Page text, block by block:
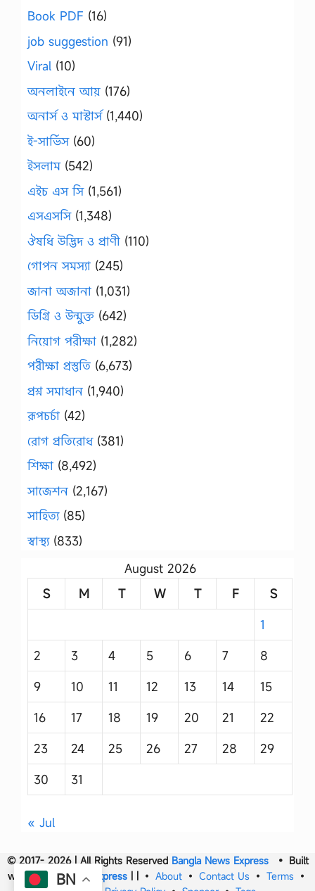
Book PDF (16)
job suggestion (91)
Viral (10)
অনলাইনে আয় (176)
অনার্স ও মাস্টার্স(1,440)
ই-সার্ভিস(60)
ইসলাম(542)
এইচ এস সি(1,561)
এসএসসি(1,348)
ঔষধি উদ্ভিদ ও প্রাণী (110)
গোপন সমস্যা (245)
জানা অজানা (1,031)
ডিগ্রি ও উন্মুক্ত (642)
নিয়োগ পরীক্ষা (1,282)
পরীক্ষা প্রস্তুতি (6,673)
প্রশ্ন সমাধান (1,940)
রূপচর্চা (42)
রোগ প্রতিরোধ(381)
শিক্ষা (8,492)
সাজেশন (2,167)
সাহিত্য(85)
স্বাস্থ্য(833)
August 2026
S
M T W T F
S
1
2
3 4 5 6 7
8
9
10 11 12 13 14
15
16
17 18 19 20 21
22
23
24 25 26 27 28
29
30
31
« Jul
© 2017- 2026 | All Rights Reserved Bangla News Express• Built
withBangla News Express | | • About • Contact Us • Terms •
BN